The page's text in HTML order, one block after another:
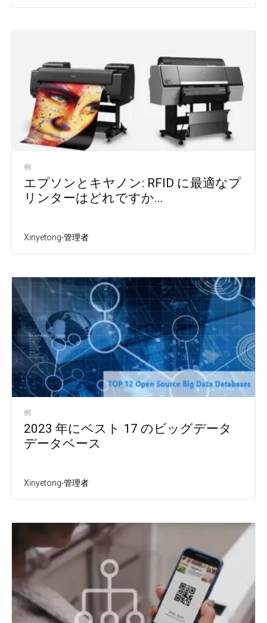
例
エプソンとキヤノン: RFID に最適なプ
リンターはどれですか...
Xinyetong-管理者
例
2023 年にベスト 17 のビッグデータ
データベース
Xinyetong-管理者